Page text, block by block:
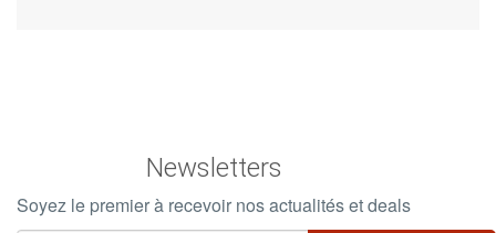
Newsletters
Soyez le premier à recevoir nos actualités et deals